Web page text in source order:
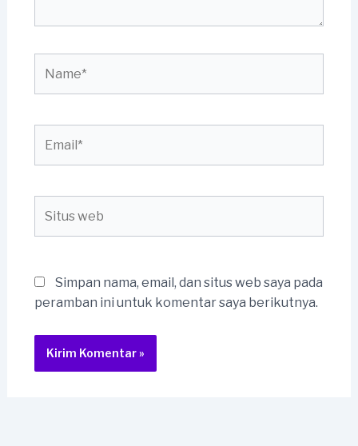
web
Simpan nama, email, dan situs web saya pada
peramban ini untuk komentar saya berikutnya.